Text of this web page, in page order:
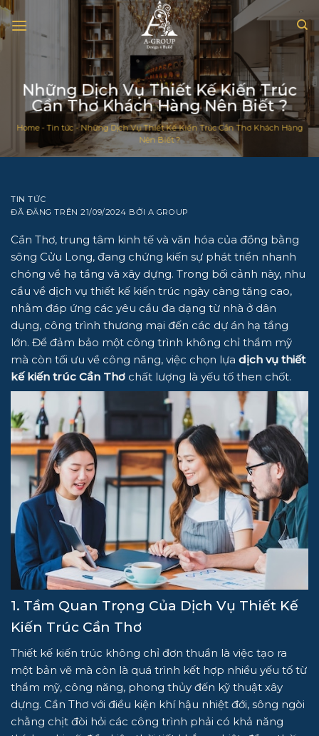
Chuyển
đến
nội
Những Dịch Vụ Thiết Kế Kiến Trúc
Cần Thơ Khách Hàng Nên Biết ?
Home-Tin tức -Những Dịch Vụ Thiết Kế Kiến Trúc Cần Thơ Khách Hàng
Nên Biết ?
TIN TỨC
ĐÃ ĐĂNG TRÊN21/09/2024 BỞI A GROUP
Cần Thơ, trung tâm kinh tế và văn hóa của đồng bằng
sông Cửu Long, đang chứng kiến sự phát triển nhanh
chóng về hạ tầng và xây dựng. Trong bối cảnh này, nhu
cầu về dịch vụ thiết kế kiến trúc ngày càng tăng cao,
nhằm đáp ứng các yêu cầu đa dạng từ nhà ở dân
dụng, công trình thương mại đến các dự án hạ tầng
lớn. Để đảm bảo một công trình không chỉ thẩm mỹ
mà còn tối ưu về công năng, việc chọn lựa dịch vụ thiết
kế kiến trúc Cần Thơ chất lượng là yếu tố then chốt.
1. Tầm Quan Trọng Của Dịch Vụ Thiết Kế
Kiến Trúc Cần Thơ
Thiết kế kiến trúc không chỉ đơn thuần là việc tạo ra
một bản vẽ mà còn là quá trình kết hợp nhiều yếu tố từ
thẩm mỹ, công năng, phong thủy đến kỹ thuật xây
dựng. Cần Thơ với điều kiện khí hậu nhiệt đới, sông ngòi
chằng chịt đòi hỏi các công trình phải có khả năng